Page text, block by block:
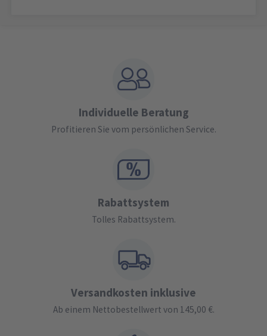
Individuelle Beratung
Profitieren Sie vom persönlichen Service.
Rabattsystem
Tolles Rabattsystem.
Versandkosten inklusive
Ab einem Nettobestellwert von 145,00 €.